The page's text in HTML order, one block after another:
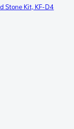
Stone Kit, KF-D4